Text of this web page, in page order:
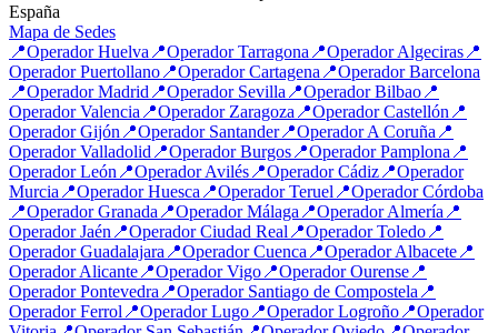
España
Mapa de Sedes
📍OperadorHuelva 📍OperadorTarragona 📍OperadorAlgeciras 📍
OperadorPuertollano 📍OperadorCartagena 📍OperadorBarcelona
📍OperadorMadrid 📍Operador Sevilla 📍OperadorBilbao 📍
OperadorValencia 📍Operador Zaragoza 📍OperadorCastellón 📍
OperadorGijón 📍Operador Santander📍OperadorA Coruña 📍
OperadorValladolid 📍OperadorBurgos 📍OperadorPamplona 📍
OperadorLeón 📍OperadorAvilés 📍OperadorCádiz 📍Operador
Murcia 📍OperadorHuesca 📍OperadorTeruel 📍OperadorCórdoba
📍OperadorGranada 📍OperadorMálaga 📍OperadorAlmería 📍
OperadorJaén 📍OperadorCiudad Real 📍OperadorToledo 📍
OperadorGuadalajara 📍OperadorCuenca 📍OperadorAlbacete 📍
OperadorAlicante 📍OperadorVigo 📍OperadorOurense 📍
OperadorPontevedra 📍Operador Santiago de Compostela 📍
OperadorFerrol 📍OperadorLugo 📍OperadorLogroño 📍Operador